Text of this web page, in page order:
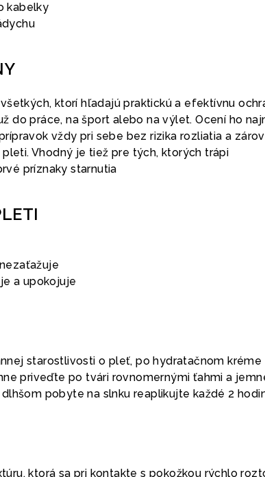
kabelky
ktorí hľadajú praktickú a efektívnu
do práce, na šport alebo na výlet. Ocení ho
vždy pri sebe bez rizika rozliatia a
Vhodný je tiež pre tých, ktorých trápi
príznaky starnutia
a upokojuje
starostlivosti o pleť, po hydratačnom kréme
priveďte po tvári rovnomernými ťahmi a
pobyte na slnku reaplikujte každé 2
ktorá sa pri kontakte s pokožkou rýchlo